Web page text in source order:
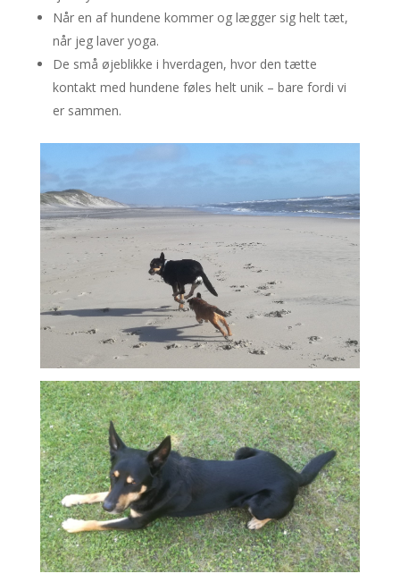
Når en af hundene kommer og lægger sig helt tæt,
når jeg laver yoga.
De små øjeblikke i hverdagen, hvor den tætte
kontakt med hundene føles helt unik – bare fordi vi
er sammen.